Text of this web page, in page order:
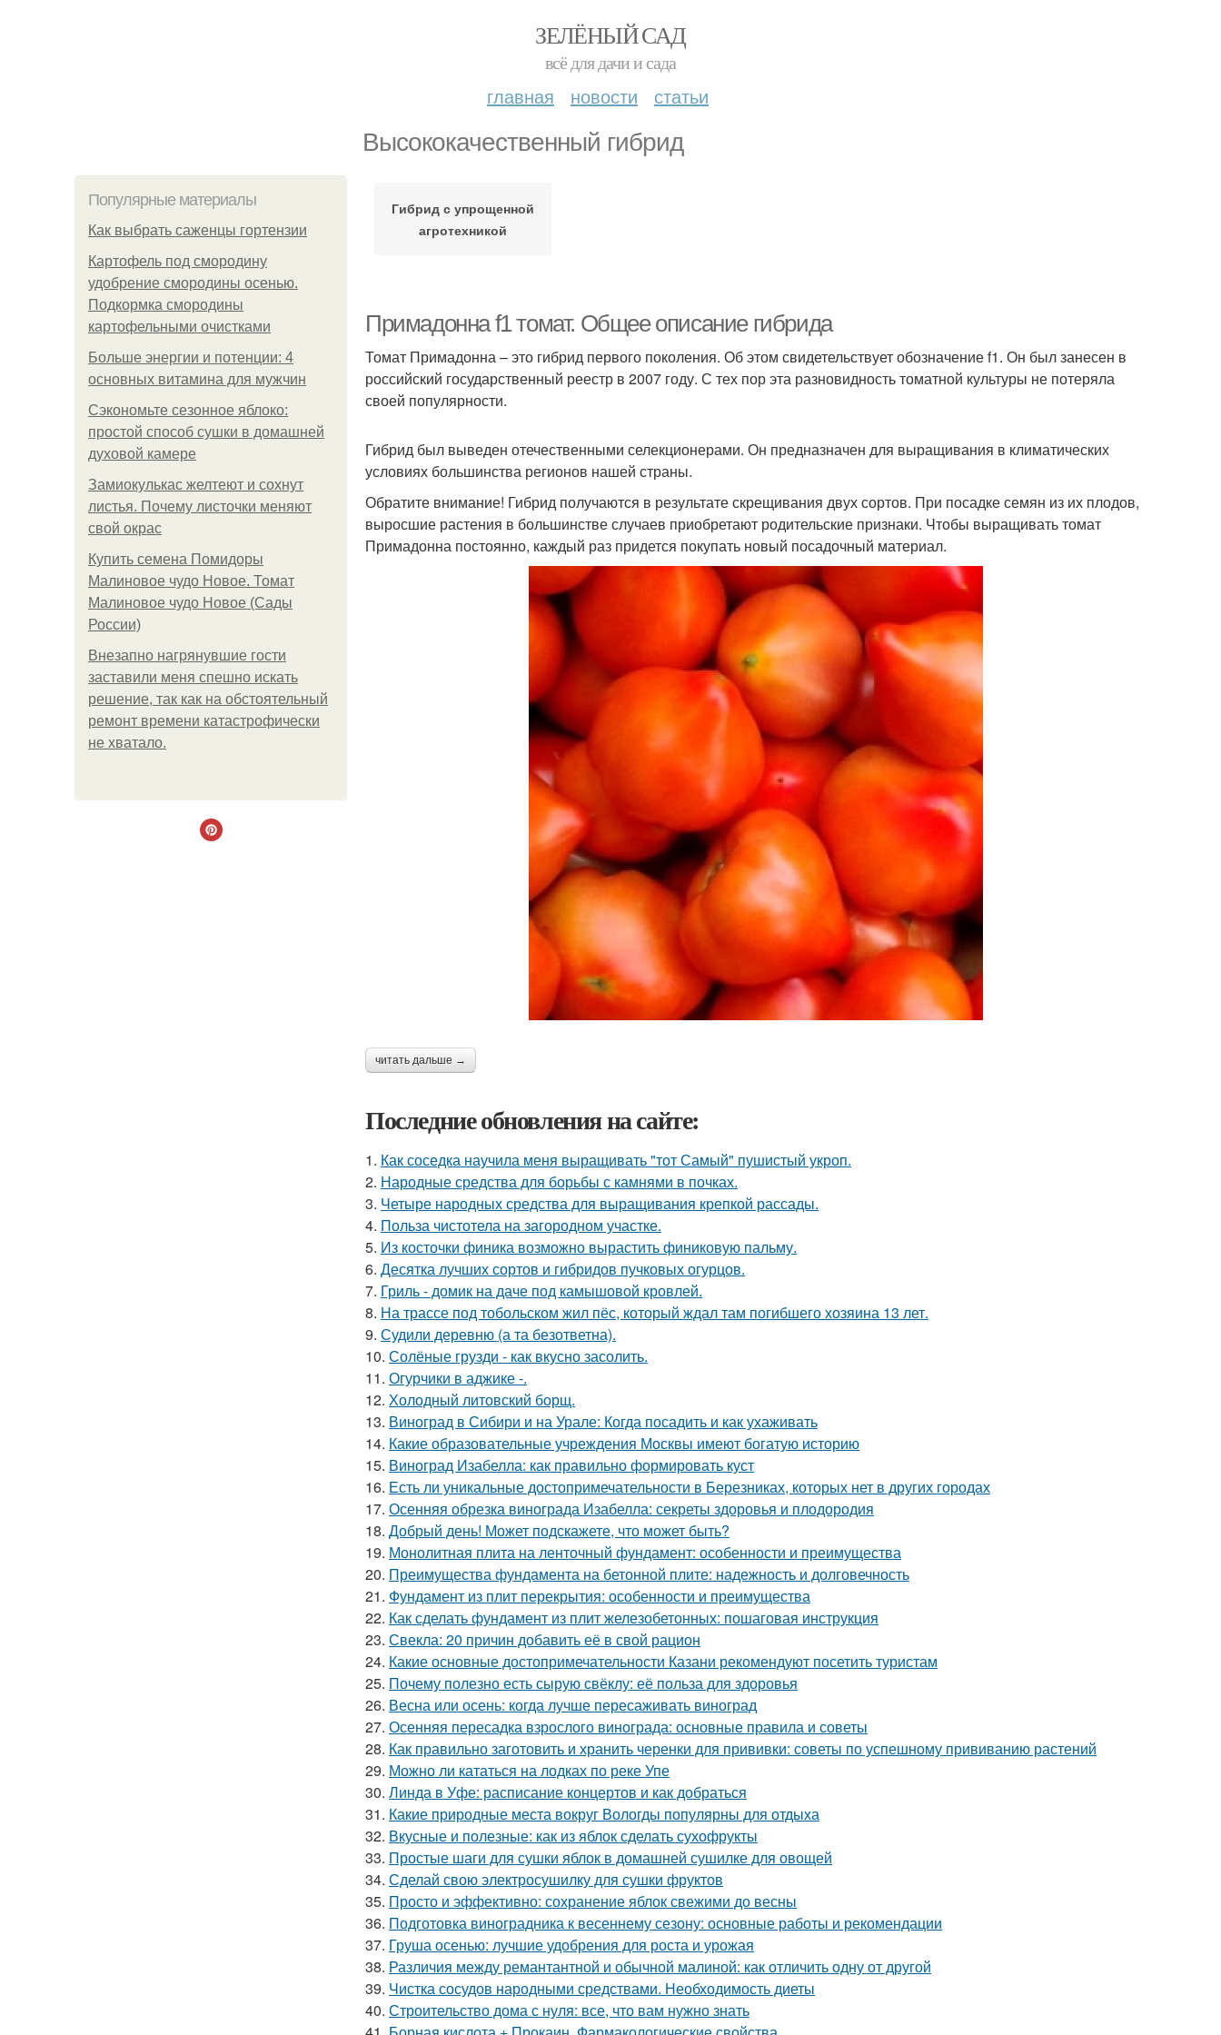
ЗЕЛЁНЫЙ САД
всё для дачи и сада
главная новости статьи
Высококачественный гибрид
Популярные материалы
Как выбрать саженцы гортензии
Картофель под смородину
удобрение смородины осенью.
Подкормка смородины
картофельными очистками
Больше энергии и потенции: 4
основных витамина для мужчин
Сэкономьте сезонное яблоко:
простой способ сушки в домашней
духовой камере
Замиокулькас желтеют и сохнут
листья. Почему листочки меняют
свой окрас
Купить семена Помидоры
Малиновое чудо Новое. Томат
Малиновое чудо Новое (Сады
России)
Внезапно нагрянувшие гости
заставили меня спешно искать
решение, так как на обстоятельный
ремонт времени катастрофически
не хватало.
Гибрид с упрощенной
агротехникой
Примадонна f1 томат. Общее описание гибрида
Томат Примадонна – это гибрид первого поколения. Об этом свидетельствует обозначение f1. Он был занесен в
российский государственный реестр в 2007 году. С тех пор эта разновидность томатной культуры не потеряла
своей популярности.
Гибрид был выведен отечественными селекционерами. Он предназначен для выращивания в климатических
условиях большинства регионов нашей страны.
Обратите внимание! Гибрид получаются в результате скрещивания двух сортов. При посадке семян из их плодов,
выросшие растения в большинстве случаев приобретают родительские признаки. Чтобы выращивать томат
Примадонна постоянно, каждый раз придется покупать новый посадочный материал.
читать дальше →
Последние обновления на сайте:
1. Как соседка научила меня выращивать "тот Самый" пушистый укроп.
2. Народные средства для борьбы с камнями в почках.
3. Четыре народных средства для выращивания крепкой рассады.
4. Польза чистотела на загородном участке.
5. Из косточки финика возможно вырастить финиковую пальму.
6. Десятка лучших сортов и гибридов пучковых огурцов.
7. Гриль - домик на даче под камышовой кровлей.
8. На трассе под тобольском жил пёс, который ждал там погибшего хозяина 13 лет.
9. Судили деревню (а та безответна).
10. Солёные грузди - как вкусно засолить.
11. Огурчики в аджике -.
12. Холодный литовский борщ.
13. Виноград в Сибири и на Урале: Когда посадить и как ухаживать
14. Какие образовательные учреждения Москвы имеют богатую историю
15. Виноград Изабелла: как правильно формировать куст
16. Есть ли уникальные достопримечательности в Березниках, которых нет в других городах
17. Осенняя обрезка винограда Изабелла: секреты здоровья и плодородия
18. Добрый день! Может подскажете, что может быть?
19. Монолитная плита на ленточный фундамент: особенности и преимущества
20. Преимущества фундамента на бетонной плите: надежность и долговечность
21. Фундамент из плит перекрытия: особенности и преимущества
22. Как сделать фундамент из плит железобетонных: пошаговая инструкция
23. Свекла: 20 причин добавить её в свой рацион
24. Какие основные достопримечательности Казани рекомендуют посетить туристам
25. Почему полезно есть сырую свёклу: её польза для здоровья
26. Весна или осень: когда лучше пересаживать виноград
27. Осенняя пересадка взрослого винограда: основные правила и советы
28. Как правильно заготовить и хранить черенки для прививки: советы по успешному прививанию растений
29. Можно ли кататься на лодках по реке Упе
30. Линда в Уфе: расписание концертов и как добраться
31. Какие природные места вокруг Вологды популярны для отдыха
32. Вкусные и полезные: как из яблок сделать сухофрукты
33. Простые шаги для сушки яблок в домашней сушилке для овощей
34. Сделай свою электросушилку для сушки фруктов
35. Просто и эффективно: сохранение яблок свежими до весны
36. Подготовка виноградника к весеннему сезону: основные работы и рекомендации
37. Груша осенью: лучшие удобрения для роста и урожая
38. Различия между ремантантной и обычной малиной: как отличить одну от другой
39. Чистка сосудов народными средствами. Необходимость диеты
40. Строительство дома с нуля: все, что вам нужно знать